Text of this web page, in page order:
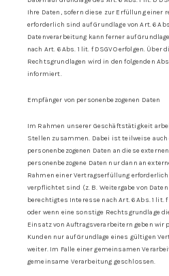
Ihre Daten, sofern diese zur Erfüllung einer
erforderlich sind auf Grundlage von Art. 6
Datenverarbeitung kann ferner auf
nach Art. 6 Abs. 1 lit. f DSGVO erfolgen.
Rechtsgrundlagen wird in den folgenden
informiert.
Empfänger von personenbezogenen Daten
Im Rahmen unserer Geschäftstätigkeit
Stellen zusammen. Dabei ist teilweise
personenbezogenen Daten an diese
personenbezogene Daten nur dann an
Rahmen einer Vertragserfüllung
verpflichtet sind (z. B. Weitergabe von
berechtigtes Interesse nach Art. 6 Abs. 1 lit. f
oder wenn eine sonstige Rechtsgrundlage
Einsatz von Auftragsverarbeitern geben wir
Kunden nur auf Grundlage eines gültigen
weiter. Im Falle einer gemeinsamen
gemeinsame Verarbeitung geschlossen.